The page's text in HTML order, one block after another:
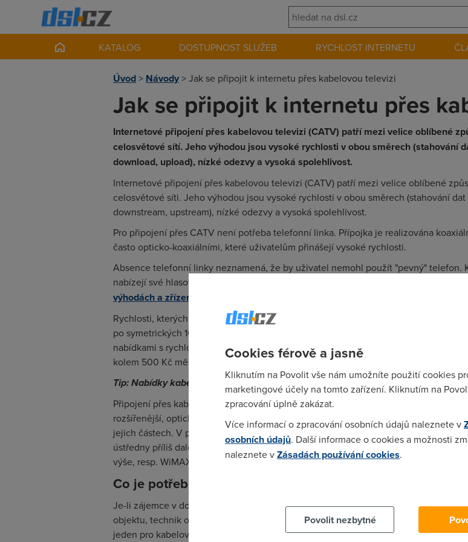
KATALOG DOSTUPNOST SLUŽEB RYCHLOST INTERNETU
Úvod> Návody>Jak se připojit k internetu přes kabelovou televizi
Jak se připojit k internetu přes
Internetové připojení přes kabelovou televizi (CATV) patří mezi velice oblíbené
celosvětové sítí. Jeho výhodou jsou vysoké rychlosti v obou směrech (stahování
download, upload), nízké odezvy a vysoká spolehlivost.
Internetové připojení přes kabelovou televizi (CATV) patří mezi velice oblíbené
celosvětové síti. Jeho výhodou jsou vysoké rychlosti v obou směrech (stahování dat
downstream, upstream), nízké odezvy a vysoká spolehlivost.
Pro připojení přes CATV není potřeba telefonní linka. Přípojka je realizována
často opticko-koaxiálními, které uživatelům přinášejí vysoké rychlosti.
Absence telefonní linky neznamená, že by uživatel nemohl použít "pevný" telefon.
nabízejí své hlasové služby, popř. zde vždy existuje možnost provozu telefonní linky
výhodách a zřízení VoIP více zde
Rychlosti, kterých lze v kabelových sítích dosáhnout, se pohybují od jednotek
po symetrických 100 Mbit/s (tj. rychlost stahování a odesílání je stejná). Nejčastěji se
nabídkami s rychlostními variantami začínajícími na 30 Mbit/s (stahování) / 1 Mbit/s
kolem 500 Kč měsíčně.
Tip: Nabídky kabelového připojení naleznete ina našem webu
Připojení přes kabelovou televizi má jednu "nevýhodu": pokrytí. Ačkoli jsou služby
rozšířenější, optické a hybridní opticko-koaxiální sítě jsou prakticky dostupné jen v
jejich částech. V případě odlehlejších míst proto pochodíte spíše s ADSL/VDSL
ústředny příliš daleko) nebo využijte nějakou formu bezdrátového připojení (WiFi,
výše, resp. WiMAX). Přehled všech způsobů, jak se připojit k internetu, naleznete
Co je potřeba k připojení přes kabelovou televizi
Je-li zájemce v dosahu pokrytí kabelovými rozvody, a je-li příslušná síť dotažena až
objektu, technik operátora v bytě účastníka zřídí jednoduchou přípojku. Z ní jsou
jeden pro kabelovou televizi, druhý pro internet. Druhý kabel je nutné ještě připojit
Cookies férově a jasně
Kliknutím na Povolit vše nám umožníte použití cookies
marketingové účely na tomto zařízení. Kliknutím na
zpracování úplně zakázat.
Více informací o zpracování osobních údajů naleznete v
osobních údajů. Další informace o cookies a možnosti
naleznete vZásadách používání cookies.
Povolit nezbytné